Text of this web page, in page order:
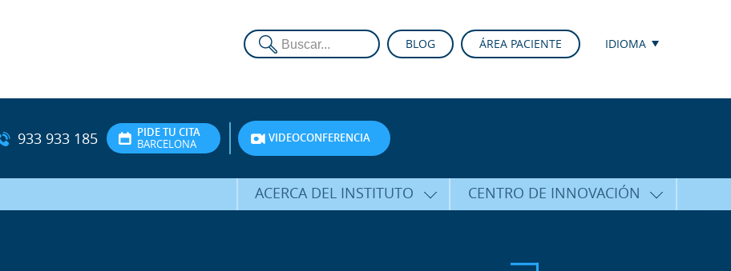
BLOG ÁREA PACIENTE IDIOMA
933 933 185
PIDE TU CITA
BARCELONA
VIDEOCONFERENCIA
ACERCA DEL INSTITUTO CENTRO DE INNOVACIÓN